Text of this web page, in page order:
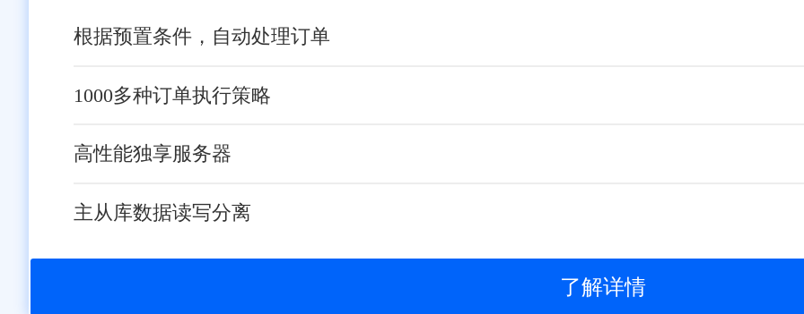
根据预置条件，自动处理订单
1000多种订单执行策略
高性能独享服务器
主从库数据读写分离
了解详情